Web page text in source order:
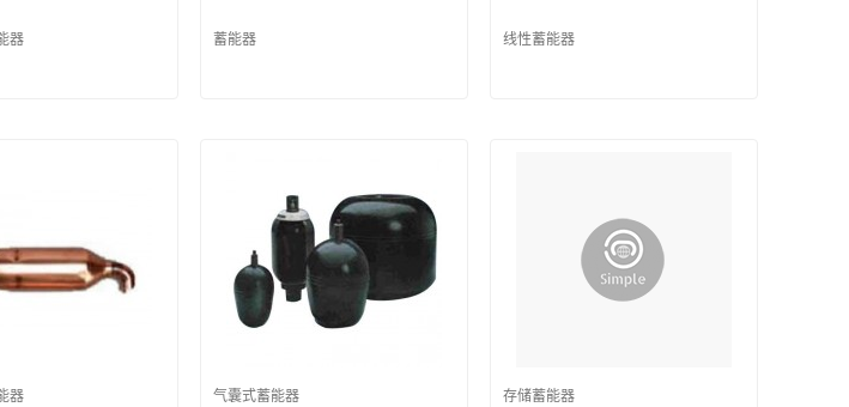
器 蓄能器 线性蓄能器
器 气囊式蓄能器 存储蓄能器